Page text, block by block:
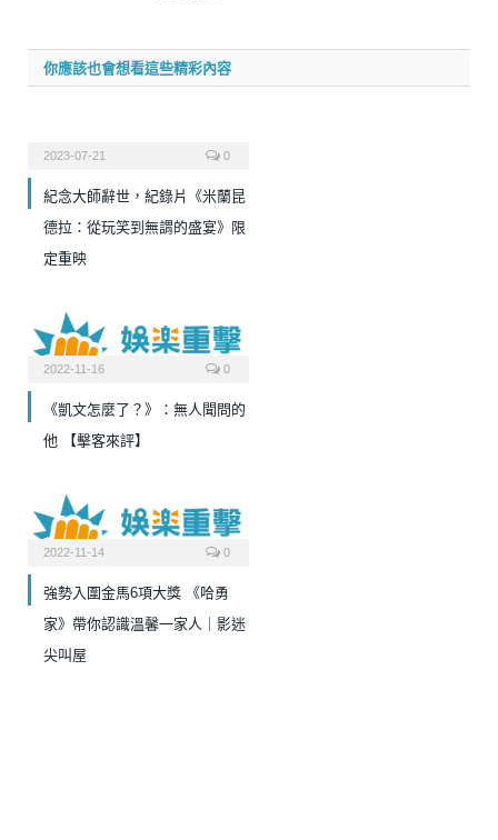
你應該也會想看這些精彩內容
2023-07-21 0
紀念大師辭世，紀錄片《米蘭昆
德拉：從玩笑到無謂的盛宴》限
定重映
2022-11-16 0
《凱文怎麼了？》：無人聞問的
他 【擊客來評】
2022-11-14 0
強勢入圍金馬6項大獎 《哈勇
家》帶你認識溫馨一家人｜影迷
尖叫屋